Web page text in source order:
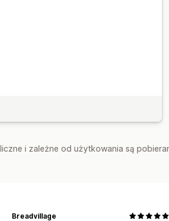
i zależne od użytkowania są
Breadvillage